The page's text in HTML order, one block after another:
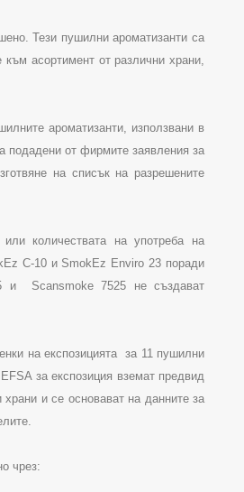
Тези пушилни ароматизанти са
асортимент от различни храни,
ароматизанти, използвани в
подадени от фирмите заявления за
на списък на разрешените
количествата на употреба на
C-10 и SmokEz Enviro 23 поради
и Scansmoke7525 не създават
на експозицията
за 11 пушилни
EFSAза експозиция вземат предвид
храни и се основават на данните за
чрез: